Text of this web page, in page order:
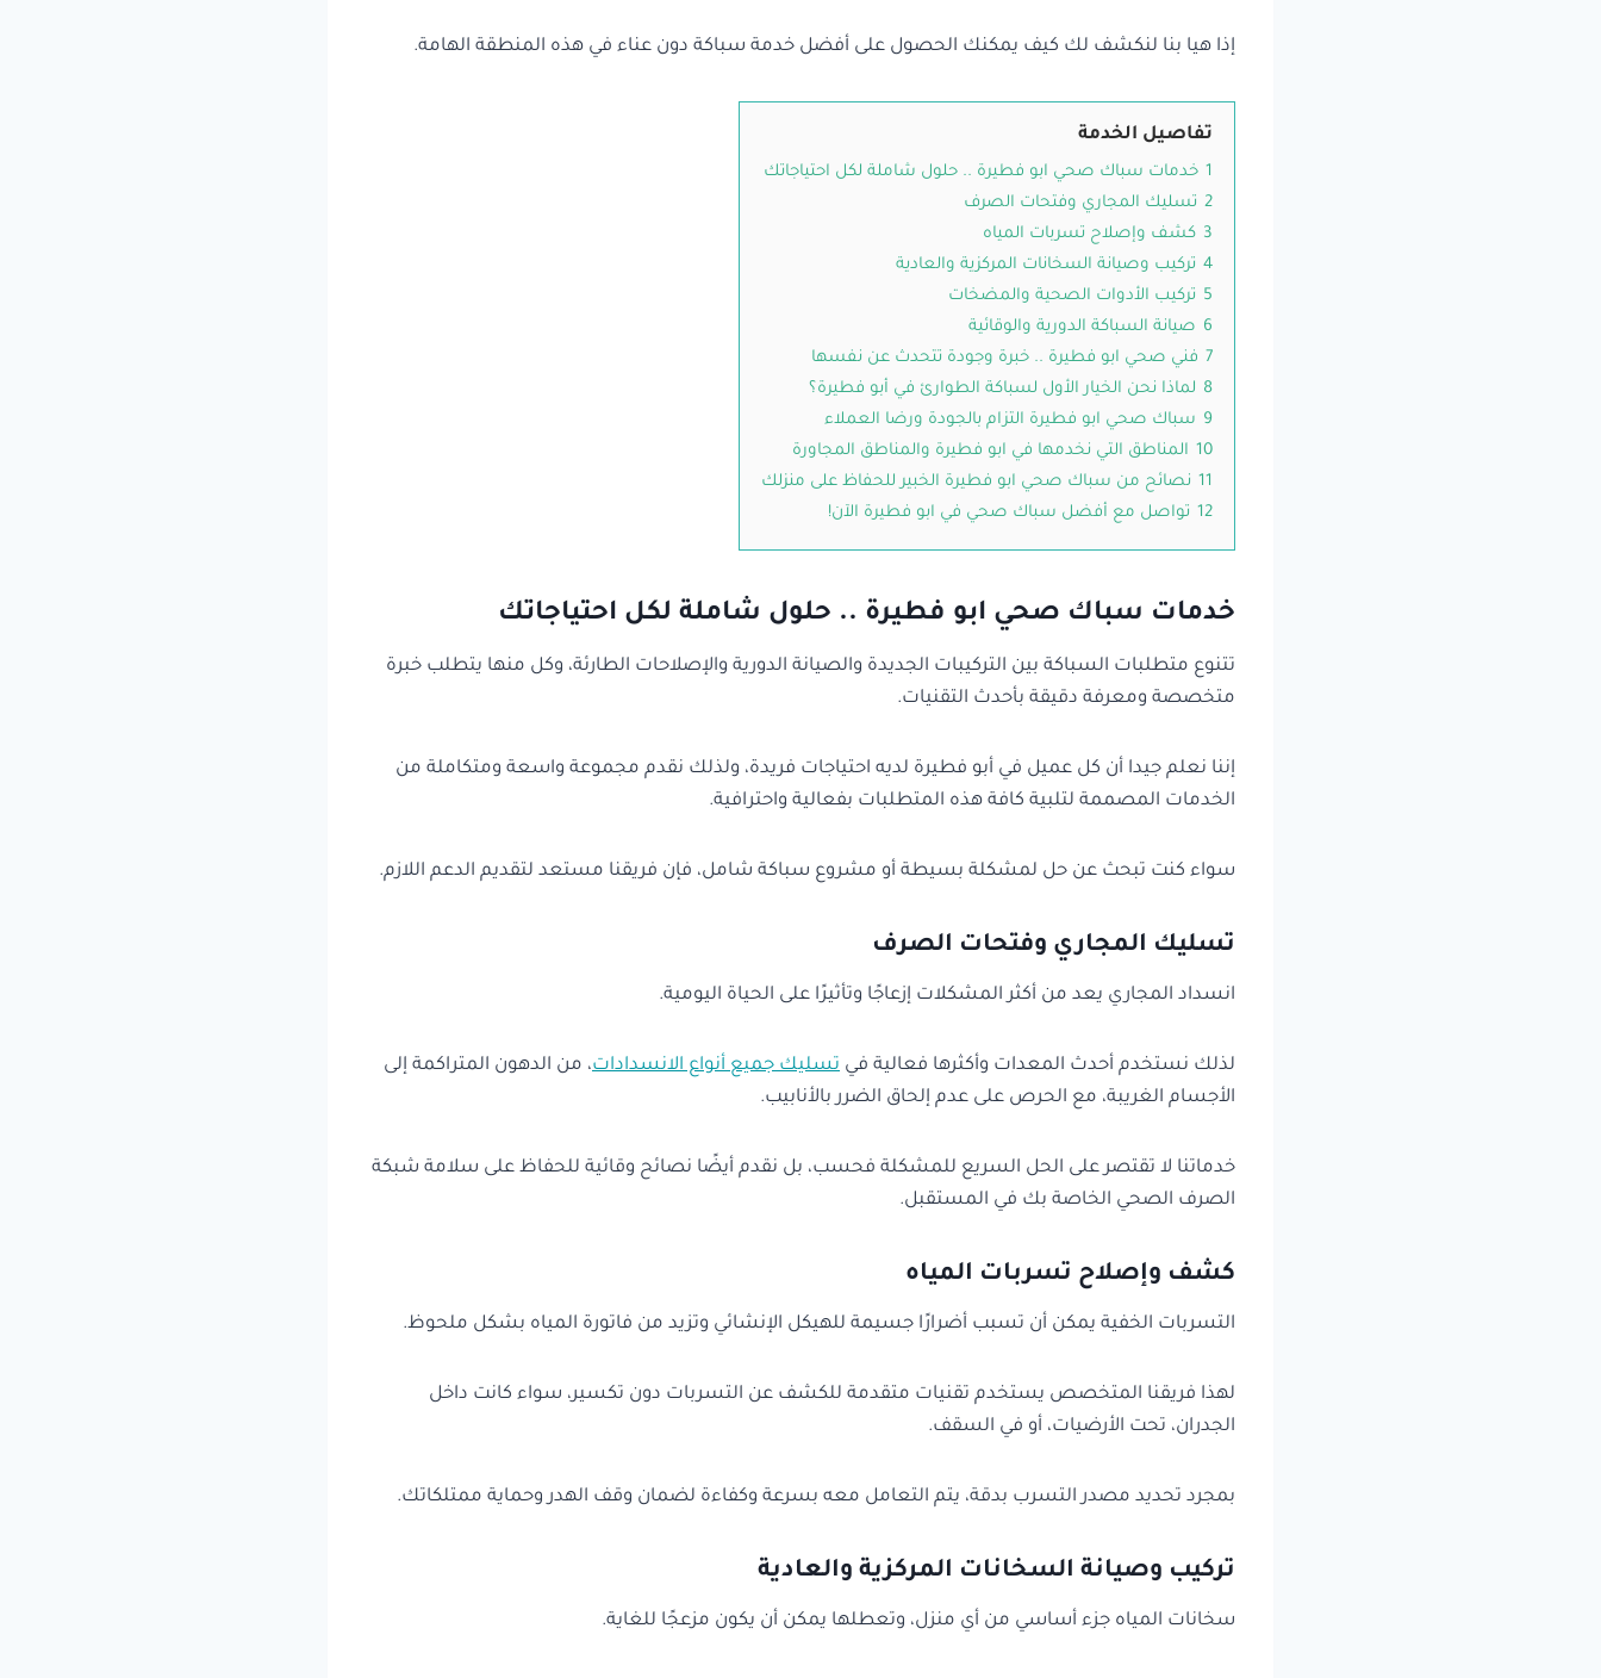
إذا هيا بنا لنكشف لك كيف يمكنك الحصول على أفضل خدمة سباكة دون عناء في هذه المنطقة الهامة.
تفاصيل الخدمة
1 خدمات سباك صحي ابو فطيرة .. حلول شاملة لكل احتياجاتك
2 تسليك المجاري وفتحات الصرف
3 كشف وإصلاح تسربات المياه
4 تركيب وصيانة السخانات المركزية والعادية
5 تركيب الأدوات الصحية والمضخات
6 صيانة السباكة الدورية والوقائية
7 فني صحي ابو فطيرة .. خبرة وجودة تتحدث عن نفسها
8 لماذا نحن الخيار الأول لسباكة الطوارئ في أبو فطيرة؟
9 سباك صحي ابو فطيرة التزام بالجودة ورضا العملاء
10 المناطق التي نخدمها في ابو فطيرة والمناطق المجاورة
11 نصائح من سباك صحي ابو فطيرة الخبير للحفاظ على منزلك
12 تواصل مع أفضل سباك صحي في ابو فطيرة الآن!
خدمات سباك صحي ابو فطيرة .. حلول شاملة لكل احتياجاتك
تتنوع متطلبات السباكة بين التركيبات الجديدة والصيانة الدورية والإصلاحات الطارئة، وكل منها يتطلب خبرة
متخصصة ومعرفة دقيقة بأحدث التقنيات.
إننا نعلم جيدا أن كل عميل في أبو فطيرة لديه احتياجات فريدة، ولذلك نقدم مجموعة واسعة ومتكاملة من
الخدمات المصممة لتلبية كافة هذه المتطلبات بفعالية واحترافية.
سواء كنت تبحث عن حل لمشكلة بسيطة أو مشروع سباكة شامل، فإن فريقنا مستعد لتقديم الدعم اللازم.
تسليك المجاري وفتحات الصرف
انسداد المجاري يعد من أكثر المشكلات إزعاجًا وتأثيرًا على الحياة اليومية.
لذلك نستخدم أحدث المعدات وأكثرها فعالية في تسليك جميع أنواع الانسدادات، من الدهون المتراكمة إلى
الأجسام الغريبة، مع الحرص على عدم إلحاق الضرر بالأنابيب.
خدماتنا لا تقتصر على الحل السريع للمشكلة فحسب، بل نقدم أيضًا نصائح وقائية للحفاظ على سلامة شبكة
الصرف الصحي الخاصة بك في المستقبل.
كشف وإصلاح تسربات المياه
التسربات الخفية يمكن أن تسبب أضرارًا جسيمة للهيكل الإنشائي وتزيد من فاتورة المياه بشكل ملحوظ.
لهذا فريقنا المتخصص يستخدم تقنيات متقدمة للكشف عن التسربات دون تكسير، سواء كانت داخل
الجدران، تحت الأرضيات، أو في السقف.
بمجرد تحديد مصدر التسرب بدقة، يتم التعامل معه بسرعة وكفاءة لضمان وقف الهدر وحماية ممتلكاتك.
تركيب وصيانة السخانات المركزية والعادية
سخانات المياه جزء أساسي من أي منزل، وتعطلها يمكن أن يكون مزعجًا للغاية.